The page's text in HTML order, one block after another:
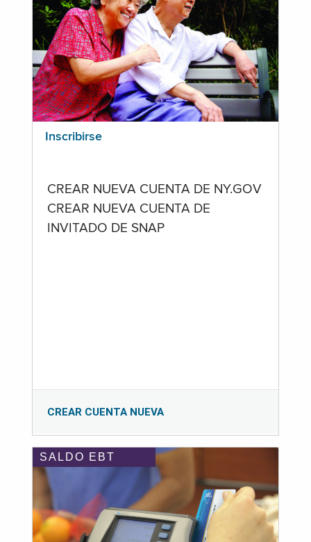
Inscribirse
CREAR NUEVA CUENTA DE NY.GOV
CREAR NUEVA CUENTA DE
INVITADO DE SNAP
CREAR CUENTA NUEVA
SALDO EBT